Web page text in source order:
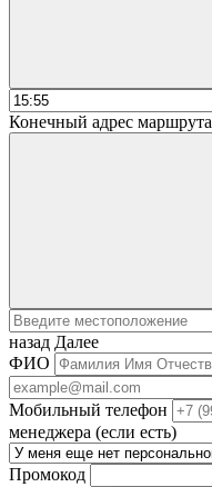
Конечный адрес маршрута
назад Далее
ФИО
Мобильный телефон
менеджера (если есть)
Промокод